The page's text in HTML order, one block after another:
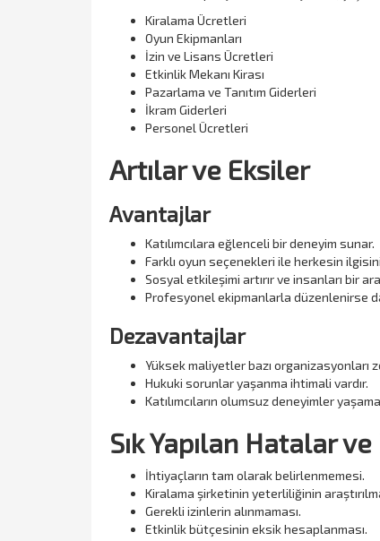
Kiralama Ücretleri
Oyun Ekipmanları
İzin ve Lisans Ücretleri
Etkinlik Mekanı Kirası
Pazarlama ve Tanıtım Giderleri
İkram Giderleri
Personel Ücretleri
Artılar ve Eksiler
Avantajlar
Katılımcılara eğlenceli bir deneyim sunar.
Farklı oyun seçenekleri ile herkesin
Sosyal etkileşimi artırır ve insanları bir
Profesyonel ekipmanlarla düzenlenirse
Dezavantajlar
Yüksek maliyetler bazı organizasyonları
Hukuki sorunlar yaşanma ihtimali vardır.
Katılımcıların olumsuz deneyimler
Sık Yapılan Hatalar
İhtiyaçların tam olarak belirlenmemesi.
Kiralama şirketinin yeterliliğinin
Gerekli izinlerin alınmaması.
Etkinlik bütçesinin eksik hesaplanması.